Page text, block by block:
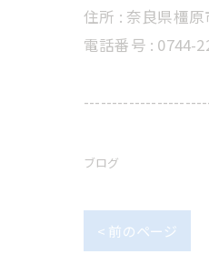
住所 : 奈良県橿
電話番号 : 0744-
ブログ
< 前のページ